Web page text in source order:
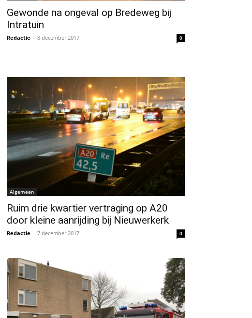
Gewonde na ongeval op Bredeweg bij
Intratuin
Redactie - 8 december 2017 0
Algemeen
Ruim drie kwartier vertraging op A20
door kleine aanrijding bij Nieuwerkerk
Redactie - 7 december 2017 0